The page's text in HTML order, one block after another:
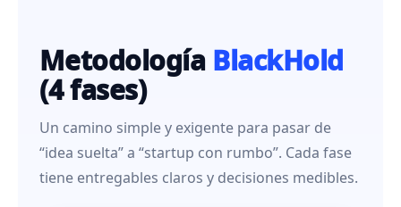
Metodología BlackHold
(4 fases)
Un camino simple y exigente para pasar de
“idea suelta” a “startup con rumbo”. Cada fase
tiene entregables claros y decisiones medibles.